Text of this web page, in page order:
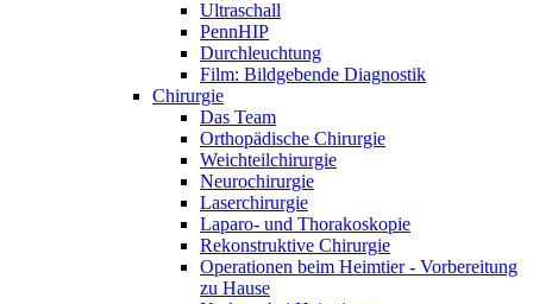
Ultraschall
PennHIP
Durchleuchtung
Film: Bildgebende Diagnostik
Chirurgie
Das Team
Orthopädische Chirurgie
Weichteilchirurgie
Neurochirurgie
Laserchirurgie
Laparo- und Thorakoskopie
Rekonstruktive Chirurgie
Operationen beim Heimtier - Vorbereitung
zu Hause